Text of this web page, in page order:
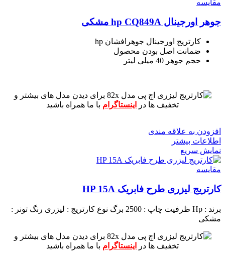
مقايسه
جوهر اورجینال hp CQ849A مشکی
کارتریج اورجینال جوهرافشان hp
ضمانت اصل بودن محصول
حجم جوهر 40 میلی لیتر
برای دیدن مدل های بیشتر و
تخفیف ها در
اینستاگرام با ما همراه باشید
افزودن به علاقه مندی
اطلاعات بیشتر
نمایش سریع
مقايسه
کارتریج لیزری طرح فابریک HP 15A
برند : Hp ظرفیت چاپ : 2500 برگ نوع کارتریج : لیزری رنگ تونر :
مشکی
برای دیدن مدل های بیشتر و
تخفیف ها در
اینستاگرام با ما همراه باشید